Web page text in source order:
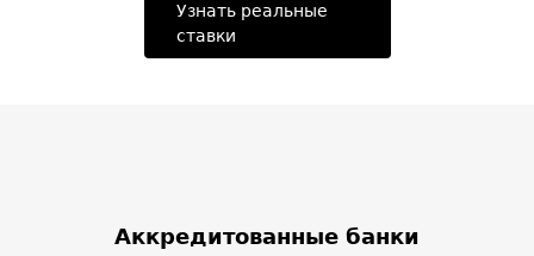
Узнать реальные
ставки
Аккредитованные банки